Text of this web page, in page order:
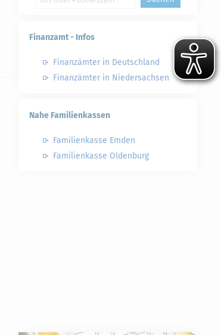
Finanzamt - Infos
Finanzämter in Deutschland
Finanzämter in Niedersachsen
Nahe Familienkassen
Familienkasse Emden
Familienkasse Oldenburg